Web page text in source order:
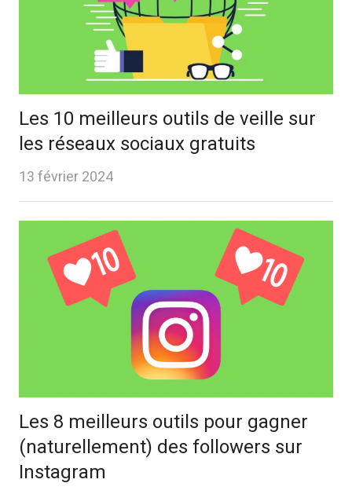
Les 10 meilleurs outils de veille sur
les réseaux sociaux gratuits
13 février 2024
Les 8 meilleurs outils pour gagner
(naturellement) des followers sur
Instagram